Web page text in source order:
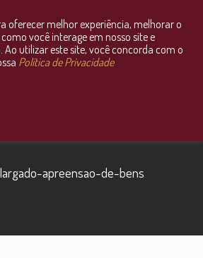
Consultoria Jurídica OnLine
apreensao-de-bens
oferecer melhor experiência, melhorar o
você interage em nosso site e
utilizar este site, você concorda com o
Política de Privacidade